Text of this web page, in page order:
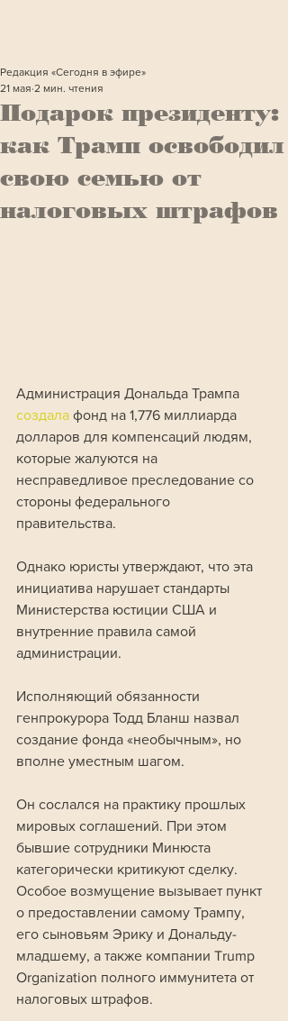
Подарок президенту:
как Трамп освободил
свою семью от
налоговых штрафов
Редакция «Сегодня в эфире»
21 мая 2 мин. чтения
Администрация Дональда Трампа
создала фонд на 1,776 миллиарда
долларов для компенсаций людям,
которые жалуются на
несправедливое преследование со
стороны федерального
правительства.
Однако юристы утверждают, что эта
инициатива нарушает стандарты
Министерства юстиции США и
внутренние правила самой
администрации.
Исполняющий обязанности
генпрокурора Тодд Бланш назвал
создание фонда «необычным», но
вполне уместным шагом.
Он сослался на практику прошлых
мировых соглашений. При этом
бывшие сотрудники Минюста
категорически критикуют сделку.
Особое возмущение вызывает пункт
о предоставлении самому Трампу,
его сыновьям Эрику и Дональду-
младшему, а также компании Trump
Organization полного иммунитета от
налоговых штрафов.